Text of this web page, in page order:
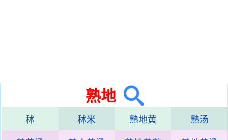
熟地
秫 秫米 熟地黄 熟汤